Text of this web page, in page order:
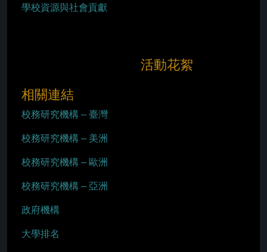
學校資源與社會貢獻
活動花絮
相關連結
校務研究機構 – 臺灣
校務研究機構 – 美洲
校務研究機構 – 歐洲
校務研究機構 – 亞洲
政府機構
大學排名